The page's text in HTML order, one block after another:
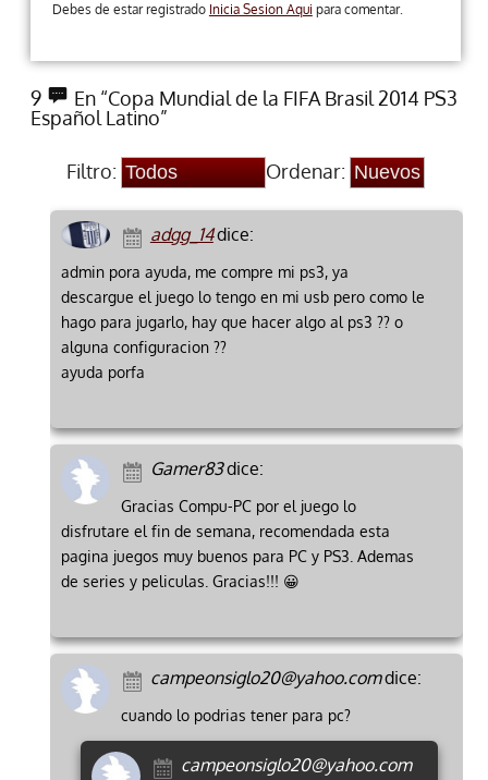
Debes de estar registrado Inicia Sesion Aqui para comentar.
9
En “Copa Mundial de la FIFA Brasil 2014 PS3
Español Latino”
Filtro: Ordenar:
adgg_14dice:
admin pora ayuda, me compre mi ps3, ya
descargue el juego lo tengo en mi usb pero como le
hago para jugarlo, hay que hacer algo al ps3 ?? o
alguna configuracion ??
ayuda porfa
Gamer83dice:
Gracias Compu-PC por el juego lo
disfrutare el fin de semana, recomendada esta
pagina juegos muy buenos para PC y PS3. Ademas
de series y peliculas. Gracias!!! 😀
campeonsiglo20@yahoo.comdice:
cuando lo podrias tener para pc?
campeonsiglo20@yahoo.com